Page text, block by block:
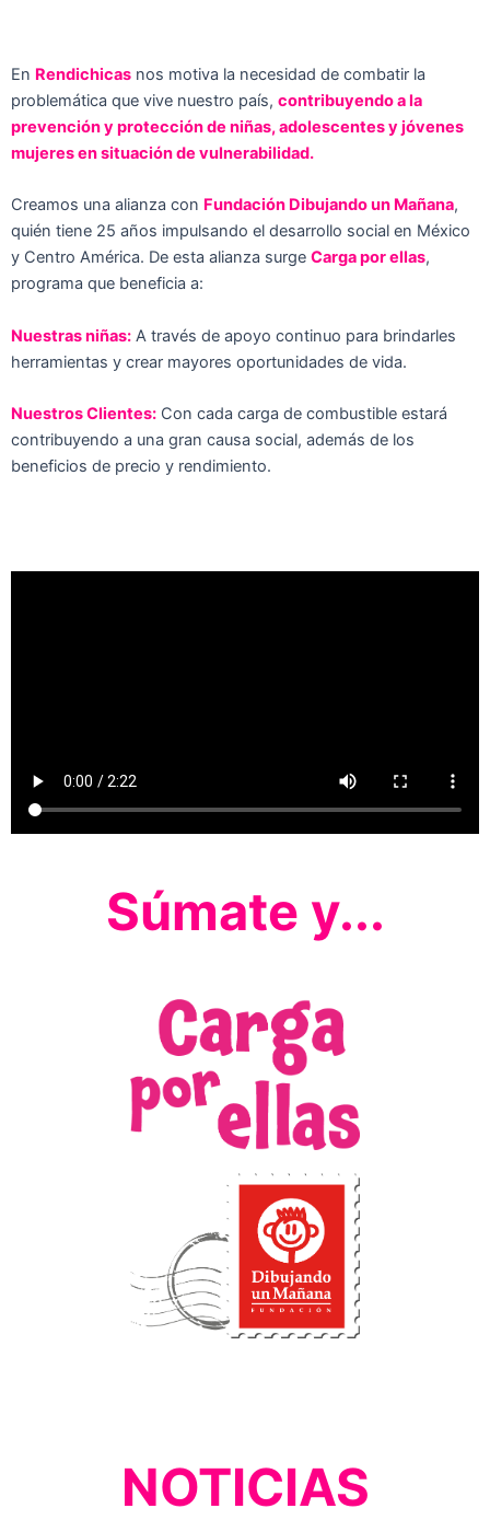
En Rendichicas nos motiva la necesidad de combatir la
problemática que vive nuestro país, contribuyendo a la
prevención y protección de niñas, adolescentes y jóvenes
mujeres en situación de vulnerabilidad.
Creamos una alianza con Fundación Dibujando un Mañana,
quién tiene 25 años impulsando el desarrollo social en México
y Centro América. De esta alianza surge Carga por ellas,
programa que beneficia a:
Nuestras niñas: A través de apoyo continuo para brindarles
herramientas y crear mayores oportunidades de vida.
Nuestros Clientes: Con cada carga de combustible estará
contribuyendo a una gran causa social, además de los
beneficios de precio y rendimiento.
Súmate y...
NOTICIAS